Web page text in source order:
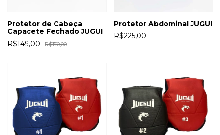
Protetor de Cabeça
Capacete Fechado JUGUI
R$149,00
R$170,00
Protetor Abdominal JUGUI
R$225,00